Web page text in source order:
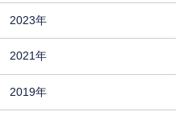
2023年
2021年
2019年